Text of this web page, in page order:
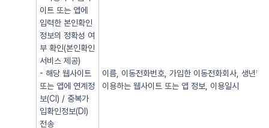
이트 또는 앱에
입력한 본인확인
정보의 정확성 여
부 확인(본인확인
서비스 제공)
- 해당 웹사이트
또는 앱에 연계정
보(CI) / 중복가
입확인정보(DI)
전송
이름, 이동전화번호, 가입한 이동전화회사, 생년
이용하는 웹사이트 또는 앱 정보, 이용일시